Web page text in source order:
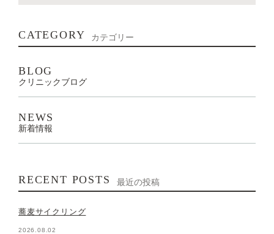
CATEGORY カテゴリー
BLOG
クリニックブログ
NEWS
新着情報
RECENT POSTS 最近の投稿
蕎麦サイクリング
2026.08.02